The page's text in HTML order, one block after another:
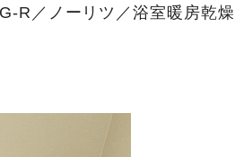
R／ノーリツ／浴室暖房乾燥